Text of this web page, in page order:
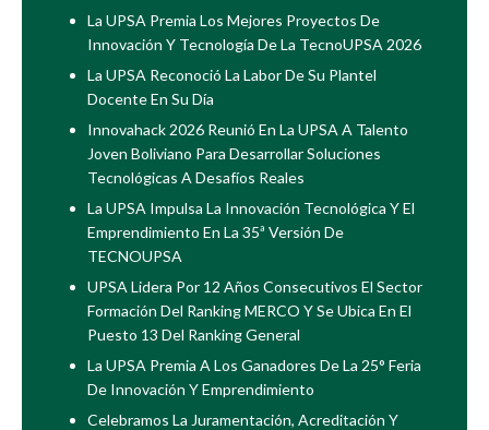
La UPSA Premia Los Mejores Proyectos De
Innovación Y Tecnología De La TecnoUPSA 2026
La UPSA Reconoció La Labor De Su Plantel
Docente En Su Día
Innovahack 2026 Reunió En La UPSA A Talento
Joven Boliviano Para Desarrollar Soluciones
Tecnológicas A Desafíos Reales
La UPSA Impulsa La Innovación Tecnológica Y El
Emprendimiento En La 35ª Versión De
TECNOUPSA
UPSA Lidera Por 12 Años Consecutivos El Sector
Formación Del Ranking MERCO Y Se Ubica En El
Puesto 13 Del Ranking General
La UPSA Premia A Los Ganadores De La 25° Feria
De Innovación Y Emprendimiento
Celebramos La Juramentación, Acreditación Y